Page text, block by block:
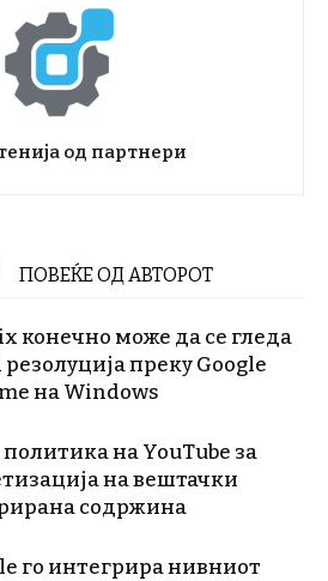
од партнери
ПОВЕЌЕ ОД АВТОРОТ
конечно може да се гледа
резолуција преку Google
на Windows
на YouTube за
на вештачки
содржина
го интегрира нивниот